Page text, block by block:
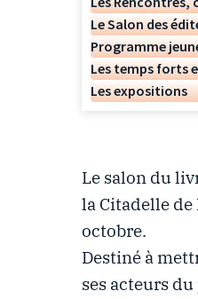
Le Salon des
Programme
Les temps forts
Les expositions
Le salon du
la Citadelle de
octobre.
Destiné à
ses acteurs